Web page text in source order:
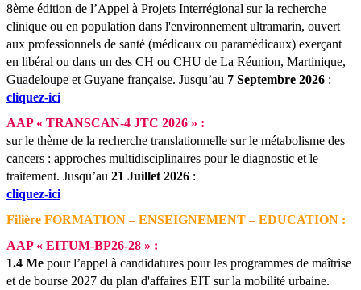
8ème édition de l’Appel à Projets Interrégional sur la recherche
clinique ou en population dans l'environnement ultramarin, ouvert
aux professionnels de santé (médicaux ou paramédicaux) exerçant
en libéral ou dans un des CH ou CHU de La Réunion, Martinique,
Guadeloupe et Guyane française. Jusqu’au 7 Septembre 2026 :
cliquez-ici
AAP « TRANSCAN-4 JTC 2026 » :
sur le thème de la recherche translationnelle sur le métabolisme des
cancers : approches multidisciplinaires pour le diagnostic et le
traitement. Jusqu’au 21 Juillet 2026 :
cliquez-ici
Filière FORMATION – ENSEIGNEMENT – EDUCATION :
AAP « EITUM-BP26-28 » :
1.4 Me pour l’appel à candidatures pour les programmes de maîtrise
et de bourse 2027 du plan d'affaires EIT sur la mobilité urbaine.